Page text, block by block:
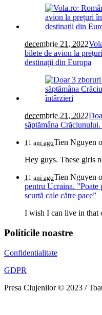
decembrie 21, 2022
bilete de avion la
destinații din Europa
decembrie 21, 2022
săptămâna
11 ani agoTien Nguyen
Hey guys. These girls
11 ani agoTien Nguyen
pentru Ucraina. ”Poate
scurtă cale către pace”
I wish I can live in that
Politicile noastre
Confidentialitate
GDPR
Presa Clujenilor © 2023 /